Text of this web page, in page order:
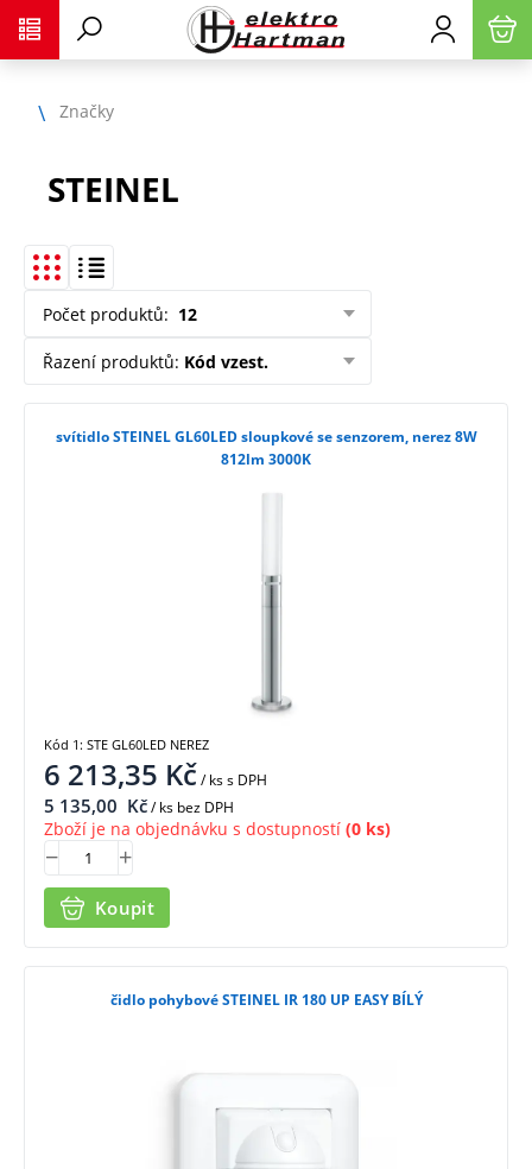
Značky
STEINEL
Počet produktů: 12
Řazení produktů: Kód vzest.
svítidlo STEINEL GL60LED sloupkové se senzorem, nerez 8W
812lm 3000K
6 213,35 Kč/ kss DPH
5 135,00 Kč/ ks bez DPH
Zboží je na objednávku s dostupností (0 ks)
Koupit
Kód 1: STE GL60LED NEREZ
čidlo pohybové STEINEL IR 180 UP EASY BÍLÝ